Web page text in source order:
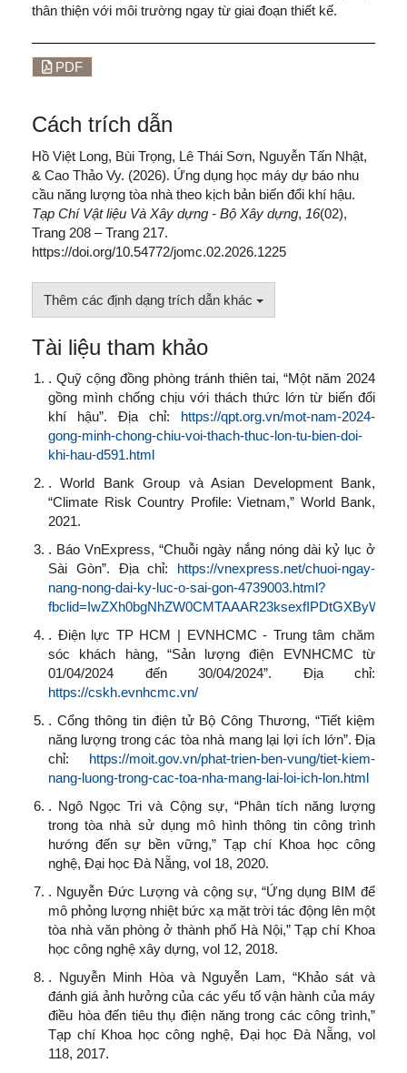
thân thiện với môi trường ngay từ giai đoạn thiết kế.
PDF
Cách trích dẫn
Hồ Việt Long, Bùi Trọng, Lê Thái Sơn, Nguyễn Tấn Nhật,
& Cao Thảo Vy. (2026). Ứng dụng học máy dự báo nhu
cầu năng lượng tòa nhà theo kịch bản biến đổi khí hậu.
Tạp Chí Vật liệu Và Xây dựng - Bộ Xây dựng, 16(02),
Trang 208 – Trang 217.
https://doi.org/10.54772/jomc.02.2026.1225
Thêm các định dạng trích dẫn khác
Tài liệu tham khảo
. Quỹ cộng đồng phòng tránh thiên tai, “Một năm 2024
gồng mình chống chịu với thách thức lớn từ biến đổi
khí hậu”. Địa chỉ:
https://qpt.org.vn/mot-nam-2024-
gong-minh-chong-chiu-voi-thach-thuc-lon-tu-bien-doi-
khi-hau-d591.html
. World Bank Group và Asian Development Bank,
“Climate Risk Country Profile: Vietnam,” World Bank,
2021.
. Báo VnExpress, “Chuỗi ngày nắng nóng dài kỷ lục ở
Sài Gòn”. Địa chỉ:
https://vnexpress.net/chuoi-ngay-
nang-nong-dai-ky-luc-o-sai-gon-4739003.html?
. Điện lực TP HCM | EVNHCMC - Trung tâm chăm
sóc khách hàng, “Sản lượng điện EVNHCMC từ
01/04/2024 đến 30/04/2024”. Địa chỉ:
https://cskh.evnhcmc.vn/
. Cổng thông tin điện tử Bộ Công Thương, “Tiết kiệm
năng lượng trong các tòa nhà mang lại lợi ích lớn”. Địa
chỉ:
https://moit.gov.vn/phat-trien-ben-vung/tiet-kiem-
nang-luong-trong-cac-toa-nha-mang-lai-loi-ich-lon.html
. Ngô Ngọc Tri và Cộng sự, “Phân tích năng lượng
trong tòa nhà sử dụng mô hình thông tin công trình
hướng đến sự bền vững,” Tạp chí Khoa học công
nghệ, Đại học Đà Nẵng, vol 18, 2020.
. Nguyễn Đức Lượng và cộng sự, “Ứng dụng BIM để
mô phỏng lượng nhiệt bức xạ mặt trời tác động lên một
tòa nhà văn phòng ở thành phố Hà Nội,” Tạp chí Khoa
học công nghệ xây dựng, vol 12, 2018.
. Nguyễn Minh Hòa và Nguyễn Lam, “Khảo sát và
đánh giá ảnh hưởng của các yếu tố vận hành của máy
điều hòa đến tiêu thụ điện năng trong các công trình,”
Tạp chí Khoa học công nghệ, Đại học Đà Nẵng, vol
118, 2017.